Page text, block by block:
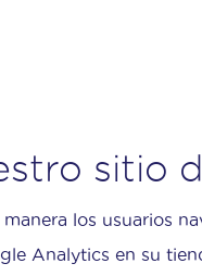
sitio
los usuarios
Analytics en su